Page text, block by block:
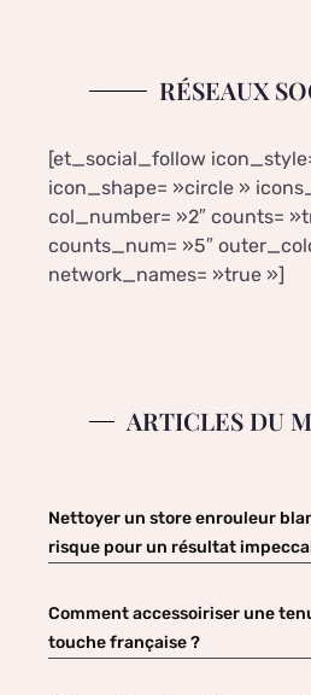
RÉSEAUX
[et_social_follow
icon_shape= »circle »
col_number= »2″ counts=
counts_num= »5″
network_names= »true »]
ARTICLES DU
Nettoyer un store enrouleur
risque pour un résultat
Comment accessoiriser une
touche française ?